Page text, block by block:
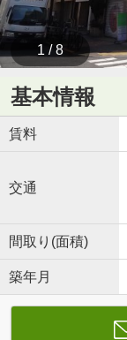
1 / 8
基本情報
賃料
交通
間取り(面積)
築年月